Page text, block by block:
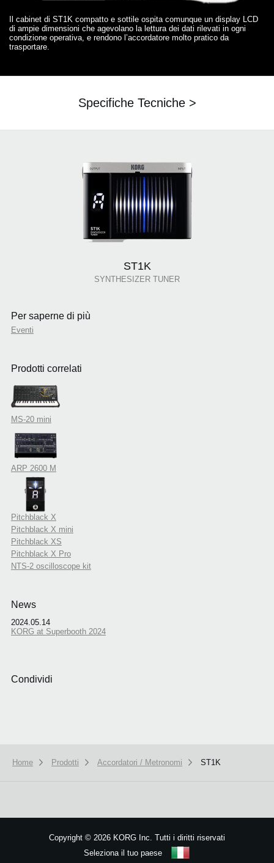
Il cabinet di ST1K compatto e sottile ospita comunque un display LCD
di ampie dimensioni che agevolano la lettura dei dati rilevati in ogni
condizione operativa, e rendono l’accordatore molto pratico da
trasportare.
Specifiche Tecniche >
ST1K
SYNTHESIZER TUNER
Per saperne di più
Eventi
Prodotti correlati
MS-20 mini
ARP 2600 M
Pitchblack X
Pitchblack X mini
Pitchblack XS
Pitchblack X Pro
NTS-2 oscilloscope kit
News
2024.05.14
KORG at Superbooth 2024
Condividi
Home Prodotti Accordatori / Metronomi ST1K
Copyright © 2026 KORG Inc. Tutti i diritti riservati
Seleziona il tuo paese